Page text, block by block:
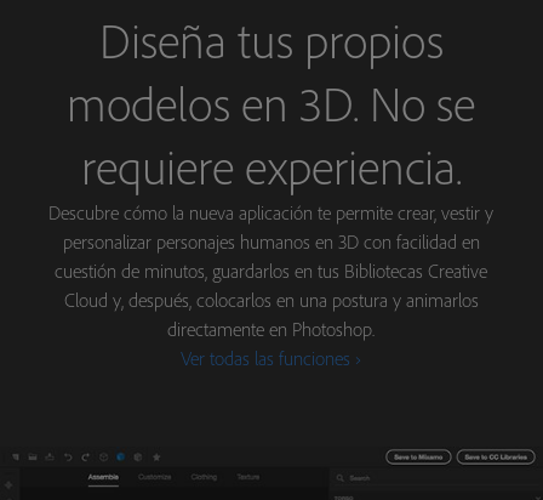
Diseña tus propios
modelos en 3D. No se
requiere experiencia.
Descubre cómo la nueva aplicación te permite crear, vestir y
personalizar personajes humanos en 3D con facilidad en
cuestión de minutos, guardarlos en tus Bibliotecas Creative
Cloud y, después, colocarlos en una postura y animarlos
directamente en Photoshop.
Ver todas las funciones ›